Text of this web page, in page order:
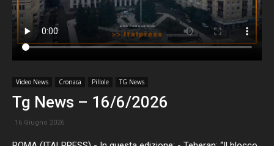
Video News Cronaca Pillole TG News
Tg News – 16/6/2026
16 Giugno 2026